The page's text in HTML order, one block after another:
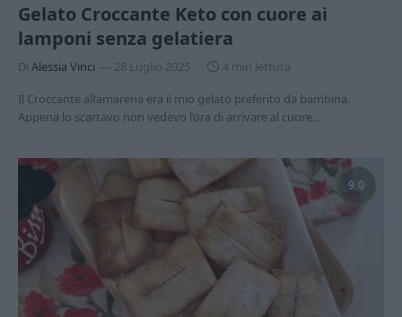
Gelato Croccante Keto con cuore ai
lamponi senza gelatiera
Di Alessia Vinci 28 Luglio 2025
4 min lettura
Il Croccante all’amarena era il mio gelato preferito da bambina.
Appena lo scartavo non vedevo l’ora di arrivare al cuore…
9.0